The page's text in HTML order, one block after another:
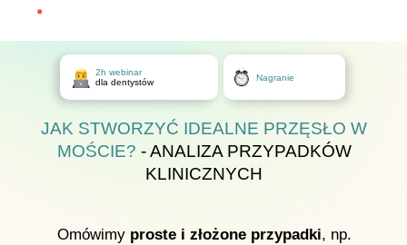
JAK STWORZYĆ IDEALNE PRZĘSŁO W
MOŚCIE? - ANALIZA PRZYPADKÓW
KLINICZNYCH
2h webinar
dla dentystów
Omówimy proste i złożone przypadki, np.
Nagranie